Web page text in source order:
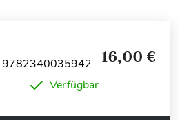
9782340035942 16,00 €
Verfügbar